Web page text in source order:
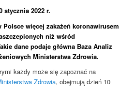
stycznia 2022 r.
Polsce więcej zakażeń koronawirusem
niż wśród
dane podaje główna Baza Analiz
Ministerstwa Zdrowia.
każdy może się zapoznać na
Zdrowia, obejmują dzień 10